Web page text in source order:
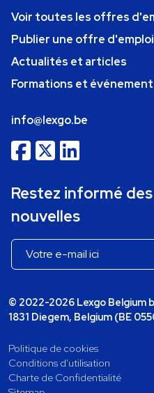
Voir toutes les offres
Publier une offre d'emploi
Actualités et articles
Formations et
info@lexgo.be
Restez informé
nouvelles
© 2022-2026 Lexgo Belgium
1831 Diegem, Belgium (BE
Politique de cookies
Conditions d'utilisation
Charte de Confidentialité